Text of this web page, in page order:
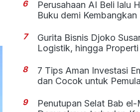
6
Perusahaan AI Beli lalu
Buku demi
7
Gurita Bisnis Djoko
Logistik, hingga Properti
8
7 Tips Aman Investasi
dan Cocok untuk Pemula
9
Penutupan Selat Bab